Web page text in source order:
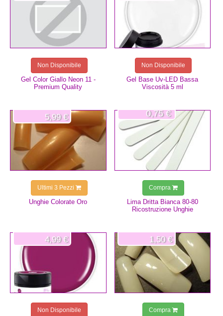
Gel Color Giallo Neon 11 -
Premium Quality
Non Disponibile
Gel Base Uv-LED Bassa
Viscosità 5 ml
Non Disponibile
Unghie Colorate Oro
5,99 €
Ultimi 3 Pezzi
Lima Dritta Bianca 80-80
Ricostruzione Unghie
0,75 €
Compra
4,99 €
Non Disponibile
1,50 €
Compra